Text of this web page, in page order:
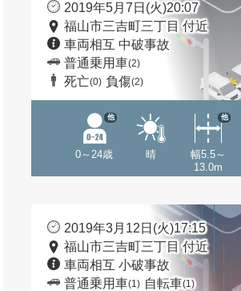
2019年5月7日(火)20:07
福山市三吉町三丁目 付近
車両相互 中破事故
普通乗用車(2)
死亡(0) 負傷(2)
0～24歳
他
晴
幅5.5～
13.0m
他
2019年3月12日(火)17:15
福山市三吉町三丁目 付近
車両相互 小破事故
普通乗用車(1) 自転車(1)